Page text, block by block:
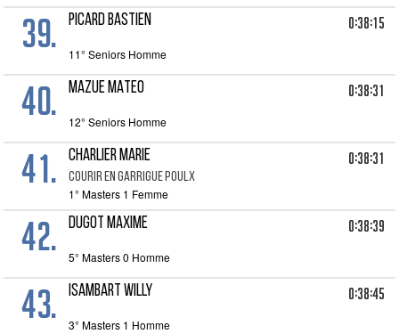
39. PICARD BASTIEN 0:38:15
11° Seniors Homme
40. MAZUE MATEO 0:38:31
12° Seniors Homme
41. CHARLIER MARIE
COURIR EN GARRIGUE POULX
0:38:31
1° Masters 1 Femme
42. DUGOT MAXIME 0:38:39
5° Masters 0 Homme
43. ISAMBART WILLY 0:38:45
3° Masters 1 Homme